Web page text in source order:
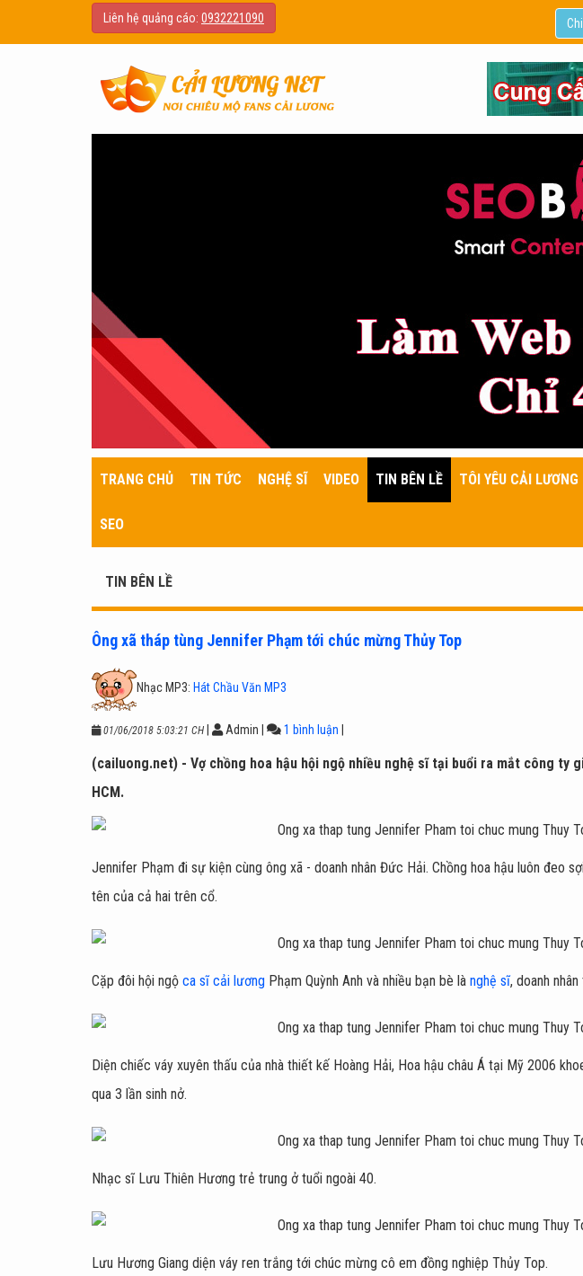
Liên hệ quảng cáo: 0932221090
TRANG CHỦ TIN TỨC NGHỆ SĨ VIDEO TIN BÊN LỀ TÔI YÊU CẢI LƯƠNG
SEO
TIN BÊN LỀ
Ông xã tháp tùng Jennifer Phạm tới chúc mừng Thủy Top
Nhạc MP3: Hát Chầu Văn MP3
01/06/2018 5:03:21 CH Admin 1 bình luận
(cailuong.net) - Vợ chồng hoa hậu hội ngộ nhiều nghệ sĩ tại buổi ra mắt công ty
HCM.
Jennifer Phạm đi sự kiện cùng ông xã - doanh nhân Đức Hải. Chồng hoa hậu luôn đeo
tên của cả hai trên cổ.
Cặp đôi hội ngộ ca sĩ cải lương Phạm Quỳnh Anh và nhiều bạn bè là nghệ sĩ, doanh
Diện chiếc váy xuyên thấu của nhà thiết kế Hoàng Hải, Hoa hậu châu Á tại Mỹ 2006
qua 3 lần sinh nở.
Nhạc sĩ Lưu Thiên Hương trẻ trung ở tuổi ngoài 40.
Lưu Hương Giang diện váy ren trắng tới chúc mừng cô em đồng nghiệp Thủy Top.